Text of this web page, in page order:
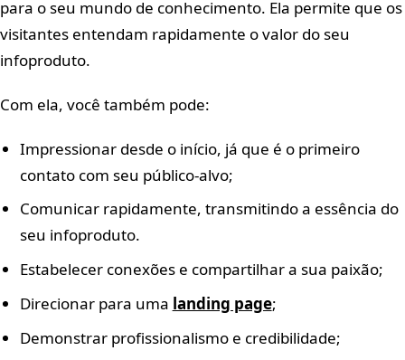
para o seu mundo de conhecimento. Ela permite que os
visitantes entendam rapidamente o valor do seu
infoproduto.
Com ela, você também pode:
Impressionar desde o início, já que é o primeiro
contato com seu público-alvo;
Comunicar rapidamente, transmitindo a essência do
seu infoproduto.
Estabelecer conexões e compartilhar a sua paixão;
Direcionar para uma landing page;
Demonstrar profissionalismo e credibilidade;